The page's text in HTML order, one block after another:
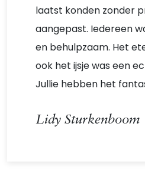
laatst konden zonder
aangepast. Iedereen
en behulpzaam. Het
ook het ijsje was een
Jullie hebben het
Lidy Sturkenboom